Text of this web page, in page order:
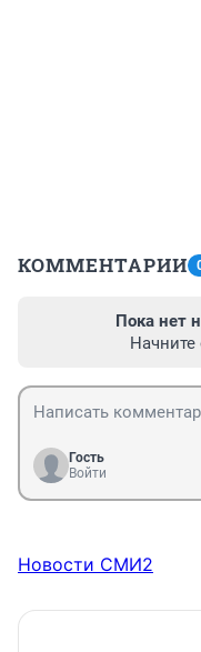
КОММЕНТАРИИ
Пока нет
Гость
Войти
Новости СМИ2